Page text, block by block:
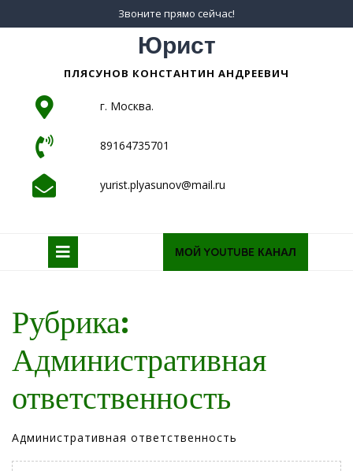
to
Звоните прямо сейчас!
Юрист
ПЛЯСУНОВ КОНСТАНТИН АНДРЕЕВИЧ
г. Москва.
89164735701
yurist.plyasunov@mail.ru
МОЙ YOUTUBE КАНАЛRequest
Рубрика:
Административная
ответственность
Административная ответственность